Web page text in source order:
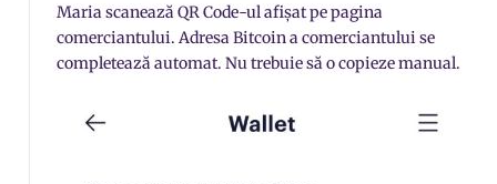
Maria scanează QR Code-ul afișat pe pagina
comerciantului. Adresa Bitcoin a comerciantului se
completează automat. Nu trebuie să o copieze manual.